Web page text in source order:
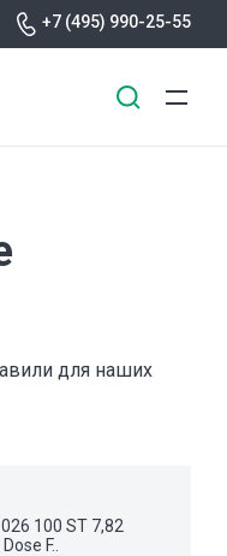
+7 (495) 990-25-55
для наших
100 ST 7,82
F..